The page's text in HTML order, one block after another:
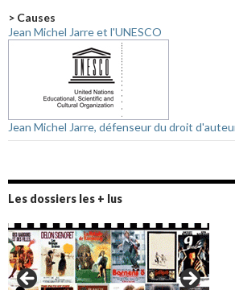
> Causes
Jean Michel Jarre et l'UNESCO
Jean Michel Jarre, défenseur du droit
Les dossiers les + lus